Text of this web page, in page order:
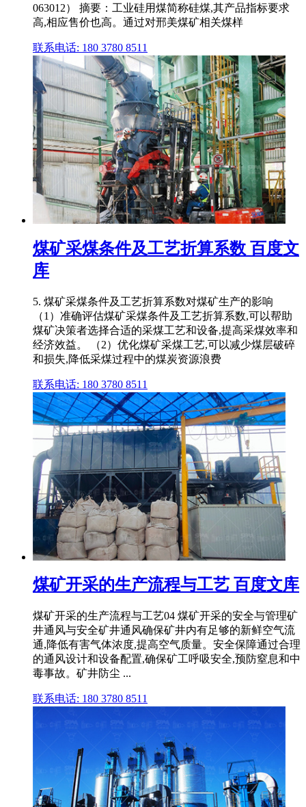
063012） 摘要：工业硅用煤简称硅煤,其产品指标要求
高,相应售价也高。通过对邢美煤矿相关煤样
联系电话: 180 3780 8511
煤矿采煤条件及工艺折算系数 百度文
库
5. 煤矿采煤条件及工艺折算系数对煤矿生产的影响
（1）准确评估煤矿采煤条件及工艺折算系数,可以帮助
煤矿决策者选择合适的采煤工艺和设备,提高采煤效率和
经济效益。 （2）优化煤矿采煤工艺,可以减少煤层破碎
和损失,降低采煤过程中的煤炭资源浪费
联系电话: 180 3780 8511
煤矿开采的生产流程与工艺 百度文库
煤矿开采的生产流程与工艺04 煤矿开采的安全与管理矿
井通风与安全矿井通风确保矿井内有足够的新鲜空气流
通,降低有害气体浓度,提高空气质量。安全保障通过合理
的通风设计和设备配置,确保矿工呼吸安全,预防窒息和中
毒事故。矿井防尘 ...
联系电话: 180 3780 8511